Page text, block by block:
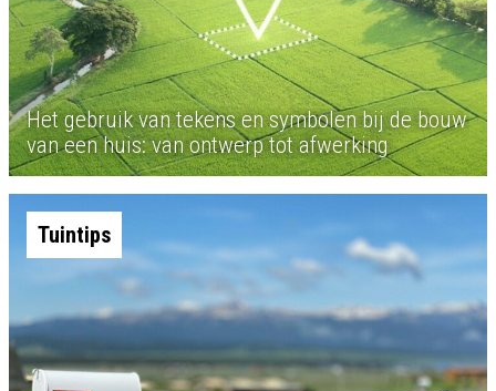
Het gebruik van tekens en symbolen bij de bouw
van een huis: van ontwerp tot afwerking
Tuintips